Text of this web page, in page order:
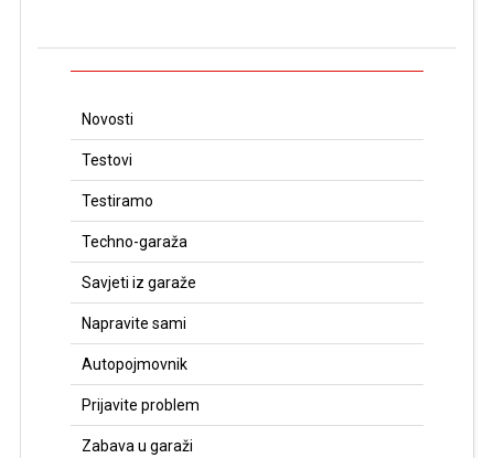
Novosti
Testovi
Testiramo
Techno-garaža
Savjeti iz garaže
Napravite sami
Autopojmovnik
Prijavite problem
Zabava u garaži